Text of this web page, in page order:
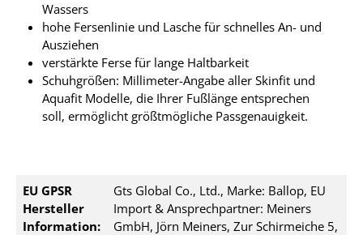
Wassers
hohe Fersenlinie und Lasche für schnelles An- und
Ausziehen
verstärkte Ferse für lange Haltbarkeit
Schuhgrößen: Millimeter-Angabe aller Skinfit und
Aquafit Modelle, die Ihrer Fußlänge entsprechen
soll, ermöglicht größtmögliche Passgenauigkeit.
EU GPSR
Hersteller
Information:
Gts Global Co., Ltd., Marke: Ballop, EU
Import & Ansprechpartner: Meiners
GmbH, Jörn Meiners, Zur Schirmeiche 5,